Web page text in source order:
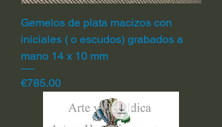
Gemelos de plata macizos con
iniciales ( o escudos) grabados a
mano 14 x 10 mm
Price
€785.00